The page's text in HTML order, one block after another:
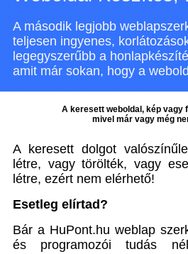
A második legjobb
teljesen ingyenes,
legegyszerűbb a
amit már sokan, hogy a
A keresett weboldal, kép vagy
mivel már vagy még
A keresett dolgot
létre, vagy törölték, vagy
létre, ezért nem elérhető!
Esetleg elírtad?
Bár a HuPont.hu weblap
és programozói tudás